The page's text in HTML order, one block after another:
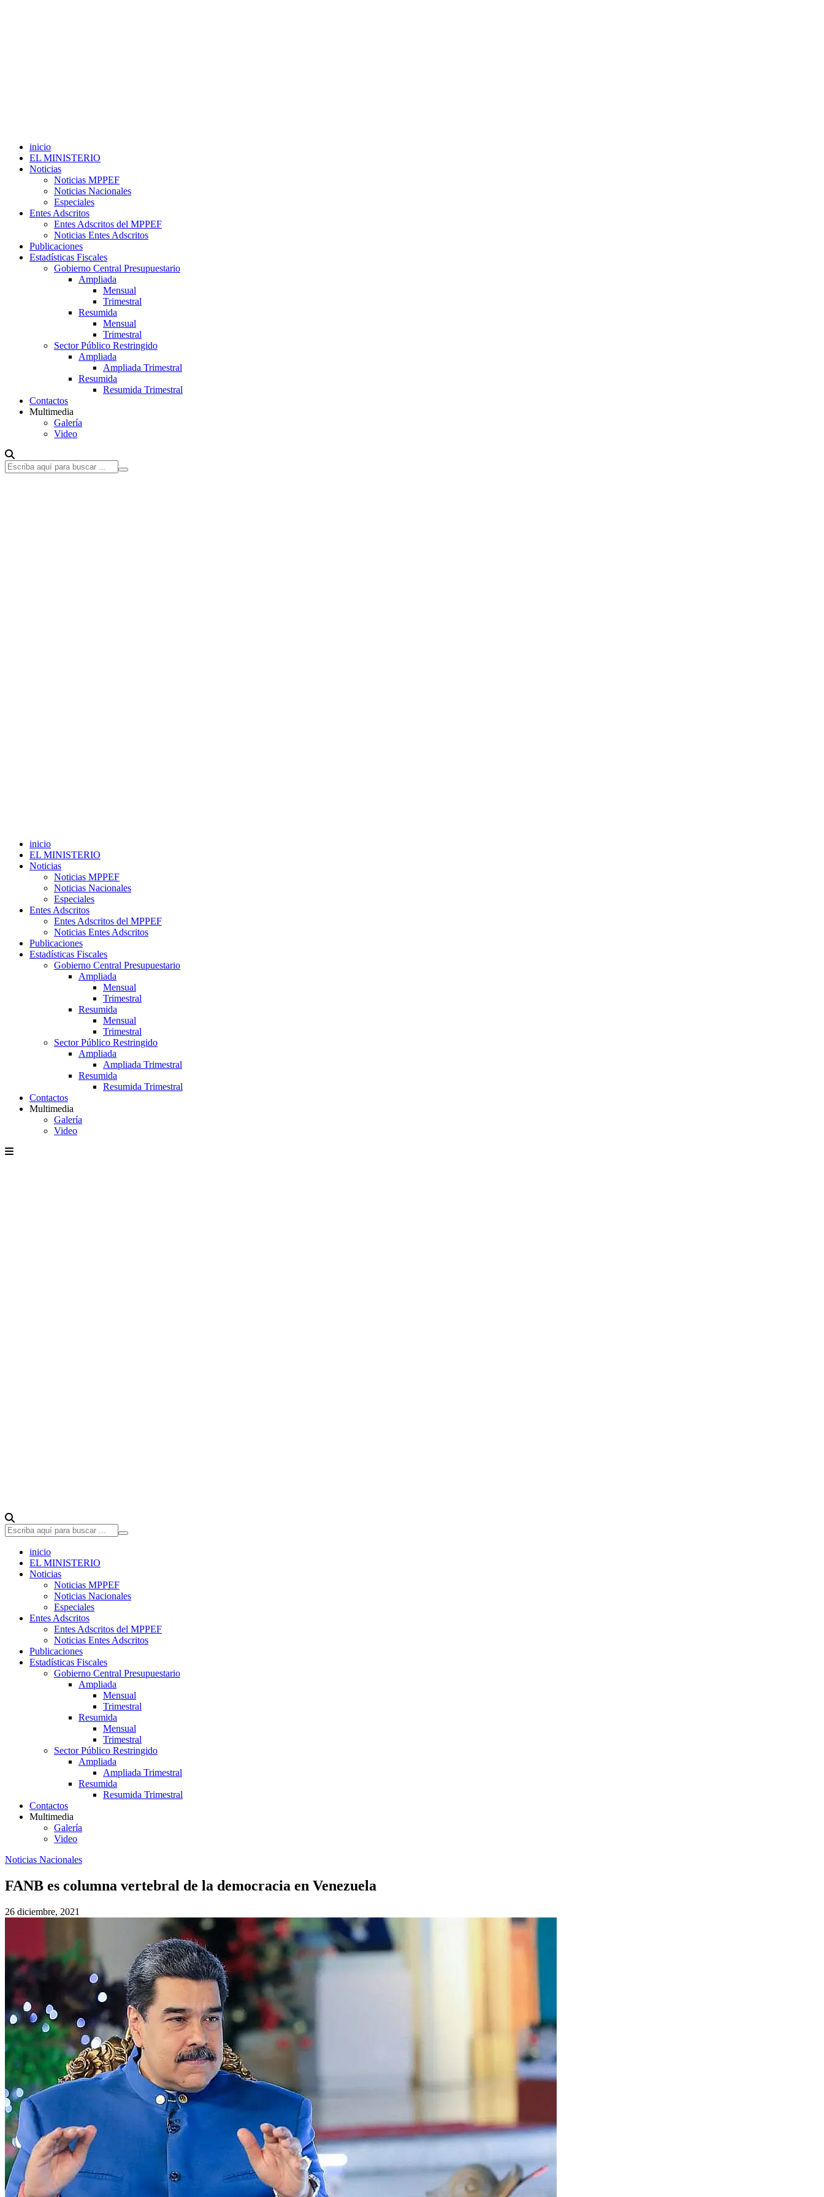
inicio
EL MINISTERIO
Noticias
Noticias MPPEF
Noticias Nacionales
Especiales
Entes Adscritos
Entes Adscritos del MPPEF
Noticias Entes Adscritos
Publicaciones
Estadísticas Fiscales
Gobierno Central Presupuestario
Ampliada
Mensual
Trimestral
Resumida
Mensual
Trimestral
Sector Público Restringido
Ampliada
Ampliada Trimestral
Resumida
Resumida Trimestral
Contactos
Multimedia
Galería
Video
inicio
EL MINISTERIO
Noticias
Noticias MPPEF
Noticias Nacionales
Especiales
Entes Adscritos
Entes Adscritos del MPPEF
Noticias Entes Adscritos
Publicaciones
Estadísticas Fiscales
Gobierno Central Presupuestario
Ampliada
Mensual
Trimestral
Resumida
Mensual
Trimestral
Sector Público Restringido
Ampliada
Ampliada Trimestral
Resumida
Resumida Trimestral
Contactos
Multimedia
Galería
Video
inicio
EL MINISTERIO
Noticias
Noticias MPPEF
Noticias Nacionales
Especiales
Entes Adscritos
Entes Adscritos del MPPEF
Noticias Entes Adscritos
Publicaciones
Estadísticas Fiscales
Gobierno Central Presupuestario
Ampliada
Mensual
Trimestral
Resumida
Mensual
Trimestral
Sector Público Restringido
Ampliada
Ampliada Trimestral
Resumida
Resumida Trimestral
Contactos
Multimedia
Galería
Video
Noticias Nacionales
FANB es columna vertebral de la democracia en Venezuela
26 diciembre, 2021